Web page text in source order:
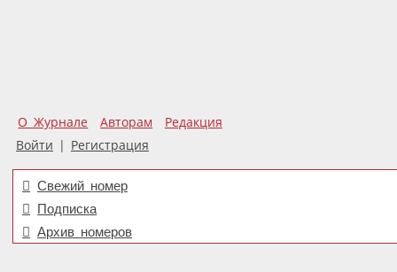
О Журнале Авторам
Редакция
Войти | Регистрация
Свежий номер
Подписка
Архив номеров